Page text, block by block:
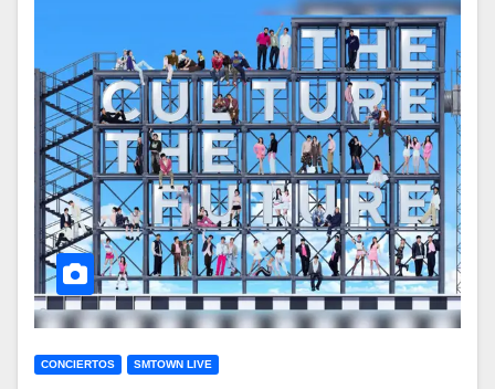
CONCIERTOS SMTOWN LIVE